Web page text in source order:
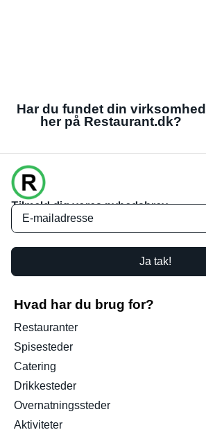
Har du fundet din virksomhed
her på Restaurant.dk?
Tilmeld dig vores nyhedsbrev
Ja tak!
Hvad har du brug for?
Restauranter
Spisesteder
Catering
Drikkesteder
Overnatningssteder
Aktiviteter